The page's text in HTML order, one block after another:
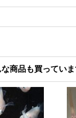
商品も買ってい